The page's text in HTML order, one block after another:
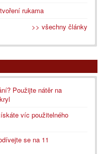
rukama
>> všechny články
Použijte nátěr na
víc použitelného
se na 11